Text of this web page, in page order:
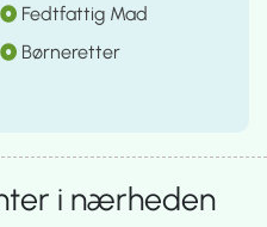
Fedtfattig Mad
Børneretter
i nærheden